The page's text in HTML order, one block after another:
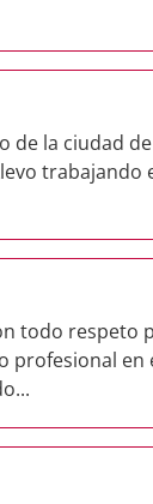
la ciudad
trabajando
todo respeto
en